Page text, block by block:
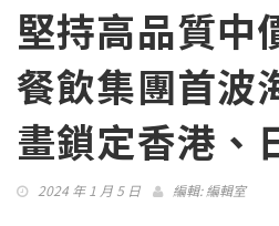
堅持高品質中
餐飲集團首波
畫鎖定香港、
2024 年 1 月 5 日 編輯:編輯室